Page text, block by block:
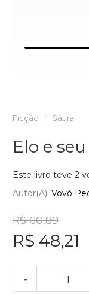
Ficção Sátira
Elo e
Este livro teve 2
Autor(a): Vovó
R$ 60,89
R$ 48,21
-